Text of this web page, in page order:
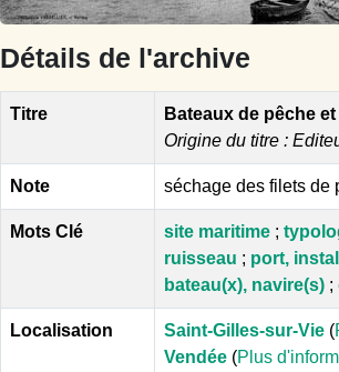
Détails de l'archive
Titre
Bateaux de pêche
Origine du titre :
Note séchage des filets de
Mots Clé site maritime ;
ruisseau ; port,
bateau(x), navire(s) ;
Localisation Saint-Gilles-sur-Vie (
Vendée (Plus